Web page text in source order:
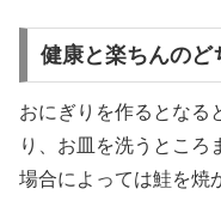
健康と楽ちんのど
おにぎりを作るとなる
り、お皿を洗うところ
場合によっては鮭を焼